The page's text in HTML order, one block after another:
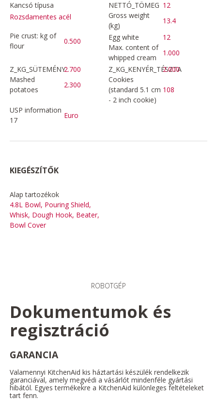
Kancsó típusa
Rozsdamentes acél
NETTÓ_TÖMEG 12
Gross weight
(kg)
13.4
Pie crust: kg of
flour
0.500 Egg white
12
Max. content of
whipped cream
1.000
Z_KG_SÜTEMÉNY2.700 Z_KG_KENYÉR_TÉSZTA
2.000
Mashed
potatoes
2.300
Cookies
(standard 5.1 cm
- 2 inch cookie)
108
USP information
17
Euro
KIEGÉSZÍTŐK
Alap tartozékok
4.8L Bowl, Pouring Shield,
Whisk, Dough Hook, Beater,
Bowl Cover
ROBOTGÉP
Dokumentumok és
regisztráció
GARANCIA
Valamennyi KitchenAid kis háztartási készülék rendelkezik
garanciával, amely megvédi a vásárlót mindenféle gyártási
hibától. Egyes termékekre a KitchenAid különleges feltételeket
tart fenn.